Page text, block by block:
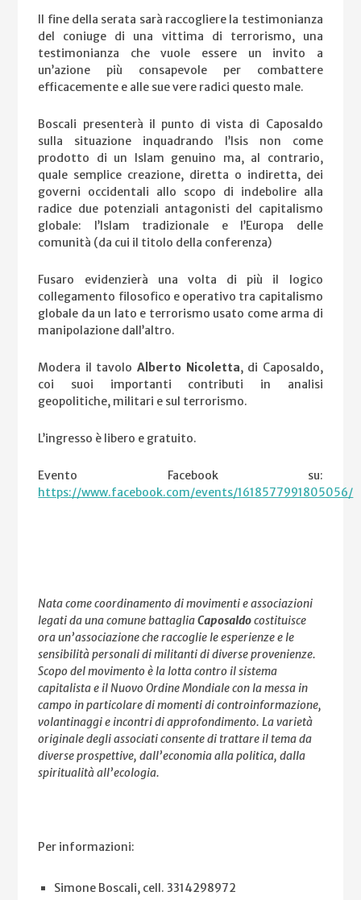
Il fine della serata sarà raccogliere la testimonianza
del coniuge di una vittima di terrorismo, una
testimonianza che vuole essere un invito a
un’azione più consapevole per combattere
efficacemente e alle sue vere radici questo male.
Boscali presenterà il punto di vista di Caposaldo
sulla situazione inquadrando l’Isis non come
prodotto di un Islam genuino ma, al contrario,
quale semplice creazione, diretta o indiretta, dei
governi occidentali allo scopo di indebolire alla
radice due potenziali antagonisti del capitalismo
globale: l’Islam tradizionale e l’Europa delle
comunità (da cui il titolo della conferenza)
Fusaro evidenzierà una volta di più il logico
collegamento filosofico e operativo tra capitalismo
globale da un lato e terrorismo usato come arma di
manipolazione dall’altro.
Modera il tavolo Alberto Nicoletta, di Caposaldo,
coi suoi importanti contributi in analisi
geopolitiche, militari e sul terrorismo.
L’ingresso è libero e gratuito.
Evento Facebook su:
https://www.facebook.com/events/1618577991805056/
Nata come coordinamento di movimenti e associazioni
legati da una comune battagliaCaposaldocostituisce
ora un’associazione che raccoglie le esperienze e le
sensibilità personali di militanti di diverse provenienze.
Scopo del movimento è la lotta contro il sistema
capitalista e il Nuovo Ordine Mondiale con la messa in
campo in particolare di momenti di controinformazione,
volantinaggi e incontri di approfondimento. La varietà
originale degli associati consente di trattare il tema da
diverse prospettive, dall’economia alla politica, dalla
spiritualità all’ecologia.
Per informazioni:
Simone Boscali, cell. 3314298972